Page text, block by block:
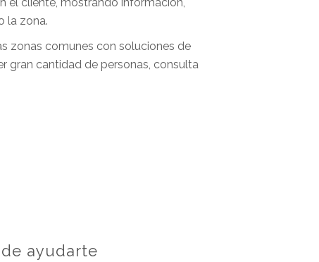
la zona.
zonas comunes con soluciones de
gran cantidad de personas, consulta
ayudarte